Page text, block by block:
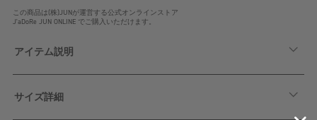
この商品は(株)JUNが運営する公式オンラインストア
J'aDoRe JUN ONLINE でご購入いただけます。
アイテム説明
サイズ詳細